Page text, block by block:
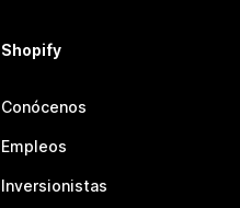
Shopify
Conócenos
Empleos
Inversionistas